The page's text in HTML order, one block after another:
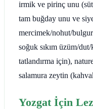
irmik ve pirinç unu
tam buğday unu ve
mercimek/nohut/
soğuk sıkım üzüm/
tatlandırma için),
salamura zeytin
Yozgat İçin